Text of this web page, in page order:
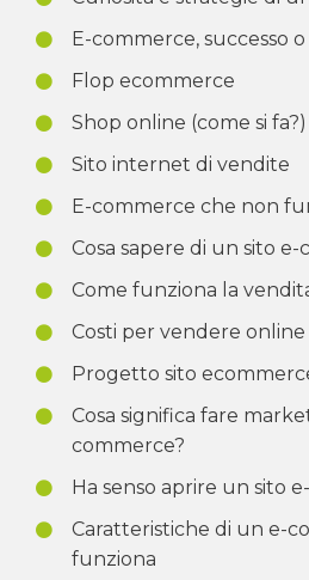
E-commerce, successo
Flop ecommerce
Shop online (come si fa?)
Sito internet di vendite
E-commerce che non
Cosa sapere di un sito
Come funziona la
Costi per vendere online
Progetto sito
Cosa significa fare
commerce?
Ha senso aprire un sito
Caratteristiche di un e-
funziona